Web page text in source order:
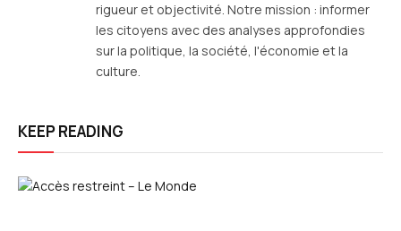
rigueur et objectivité. Notre mission : informer
les citoyens avec des analyses approfondies
sur la politique, la société, l'économie et la
culture.
KEEP READING